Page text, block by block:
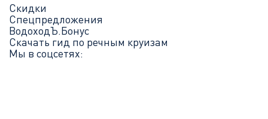
Скидки
Спецпредложения
ВодоходЪ.Бонус
Скачать гид по речным круизам
Мы в соцсетях: